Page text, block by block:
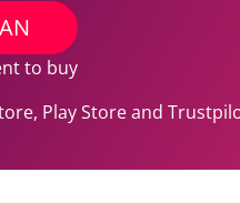
to buy
Play Store and